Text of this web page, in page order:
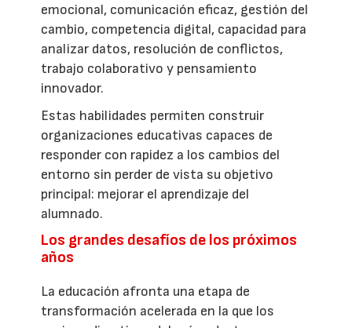
emocional, comunicación eficaz, gestión del
cambio, competencia digital, capacidad para
analizar datos, resolución de conflictos,
trabajo colaborativo y pensamiento
innovador.
Estas habilidades permiten construir
organizaciones educativas capaces de
responder con rapidez a los cambios del
entorno sin perder de vista su objetivo
principal: mejorar el aprendizaje del
alumnado.
Los grandes desafíos de los próximos
años
La educación afronta una etapa de
transformación acelerada en la que los